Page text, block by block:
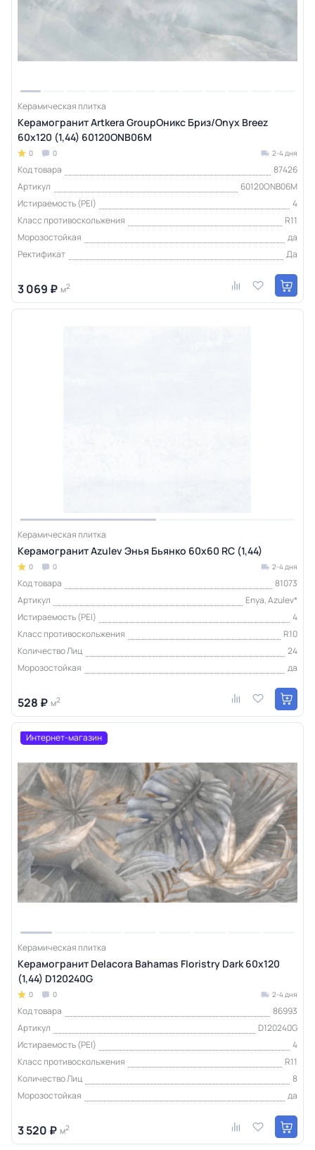
Керамическая плитка
Керамогранит Artkera GroupОникс Бриз/Onyx Breez
60х120 (1,44) 60120ONB06M
0 0 2-4 дня
Код товара
87426
Артикул
60120ONB06M
Истираемость (PEI)
4
Класс противоскольжения
R11
Морозостойкая
да
Ректификат
Да
3 069 ₽ м2
Керамическая плитка
Керамогранит Azulev Энья Бьянко 60x60 RС (1,44)
0 0 2-4 дня
Код товара
81073
Артикул
Enya, Azulev*
Истираемость (PEI)
4
Класс противоскольжения
R10
Количество Лиц
24
Морозостойкая
да
528 ₽ м2
Интернет-магазин
Керамическая плитка
Керамогранит Delacora Bahamas Floristry Dark 60x120
(1,44) D120240G
0 0 2-4 дня
Код товара
86993
Артикул
D120240G
Истираемость (PEI)
4
Класс противоскольжения
R11
Количество Лиц
8
Морозостойкая
да
3 520 ₽ м2